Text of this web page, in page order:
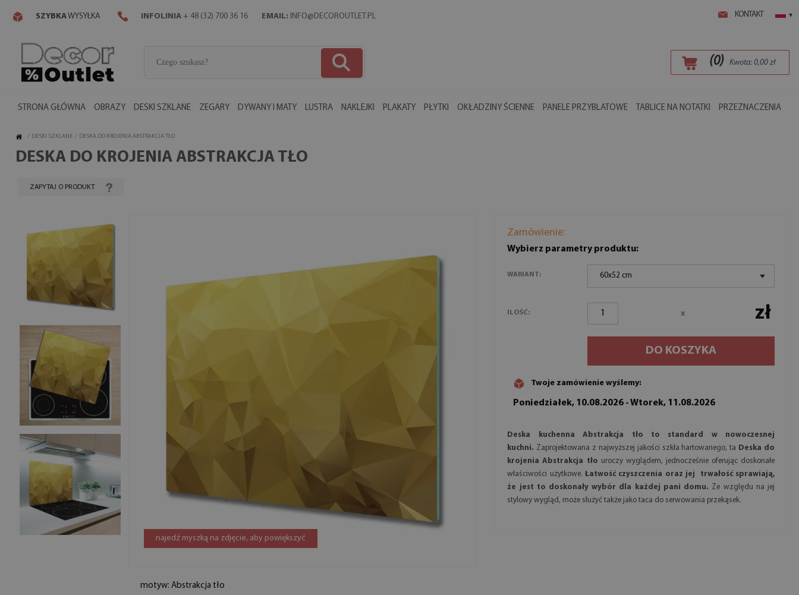
KONTAKT ▾
SZYBKAWYSYŁKA INFOLINIA + 48 (32) 700 36 16 EMAIL: INFO@DECOROUTLET.PL
(0) Kwota: 0,00zł
STRONA GŁÓWNA OBRAZY DESKI SZKLANE ZEGARY DYWANY I MATY LUSTRA NAKLEJKI PLAKATY PŁYTKI OKŁADZINY ŚCIENNE PANELE PRZYBLATOWE TABLICE NA NOTATKI PRZEZNACZENIA
/ DESKI SZKLANE / DESKA DO KROJENIA ABSTRAKCJA TŁO
DESKA DO KROJENIA ABSTRAKCJA TŁO
ZAPYTAJ O PRODUKT
najedź myszką na zdjęcie, aby powiększyć
motyw: Abstrakcja tło
Zamówienie:
Wybierz parametry produktu:
WARIANT: 60x52 cm
ILOŚĆ: x zł
DO KOSZYKA
Twoje zamówienie wyślemy:
Poniedziałek, 10.08.2026 - Wtorek, 11.08.2026
Deska kuchenna Abstrakcja tło to standard w nowoczesnej
kuchni. Zaprojektowana z najwyższej jakości szkła hartowanego, ta
Deska do
krojenia Abstrakcja tło uroczy wyglądem, jednocześnie oferując doskonałe
właściwości użytkowe.Łatwość czyszczenia oraz jej trwałość sprawiają,
że jest to doskonały wybór dla każdej pani domu. Ze względu na jej
stylowy wygląd, może służyć także jako taca do serwowania przekąsek.